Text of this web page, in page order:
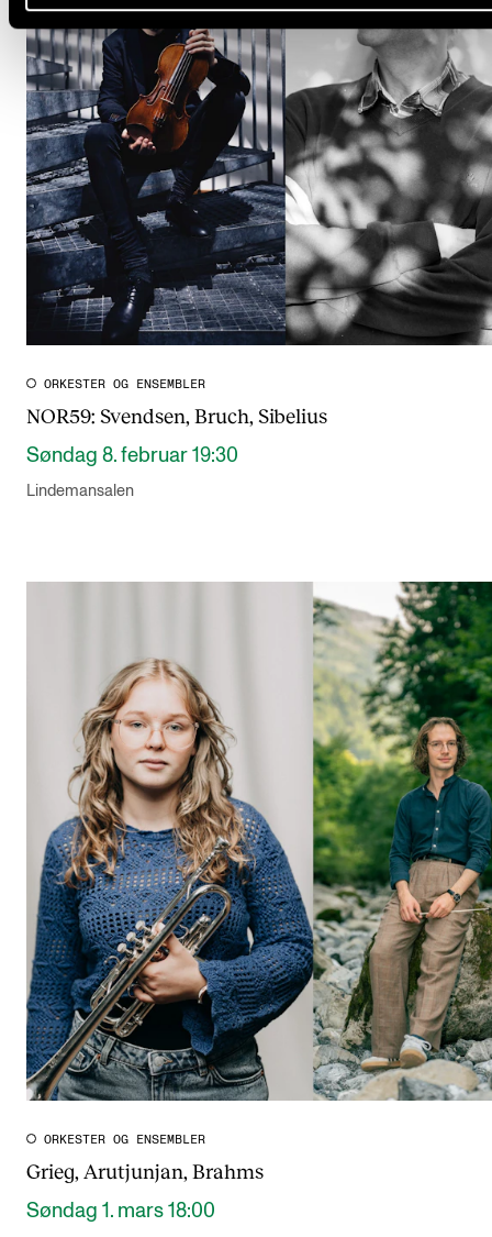
ORKESTER OG ENSEMBLER
NOR59: Svendsen, Bruch, Sibelius
Søndag 8. februar 19:30
Lindemansalen
ORKESTER OG ENSEMBLER
Grieg, Arutjunjan, Brahms
Søndag 1. mars 18:00